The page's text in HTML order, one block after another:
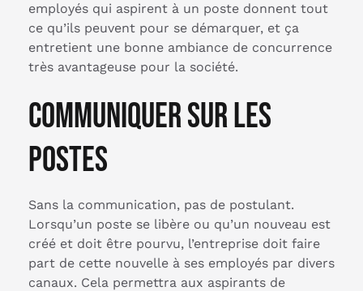
employés qui aspirent à un poste donnent tout
ce qu’ils peuvent pour se démarquer, et ça
entretient une bonne ambiance de concurrence
très avantageuse pour la société.
Communiquer sur les
postes
Sans la communication, pas de postulant.
Lorsqu’un poste se libère ou qu’un nouveau est
créé et doit être pourvu, l’entreprise doit faire
part de cette nouvelle à ses employés par divers
canaux. Cela permettra aux aspirants de